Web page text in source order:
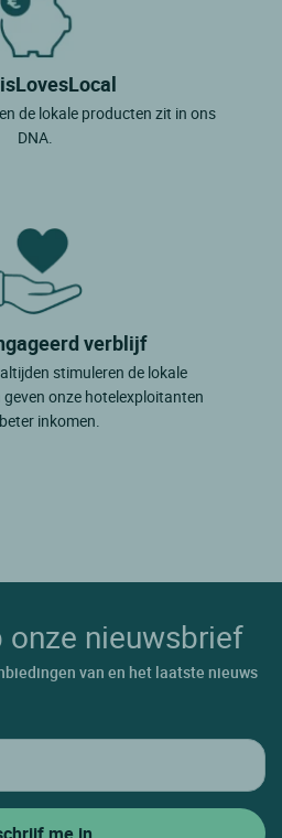
de lokale producten zit in ons
DNA.
verblijf
stimuleren de lokale
onze hotelexploitanten
inkomen.
onze nieuwsbrief
van en het laatste nieuws